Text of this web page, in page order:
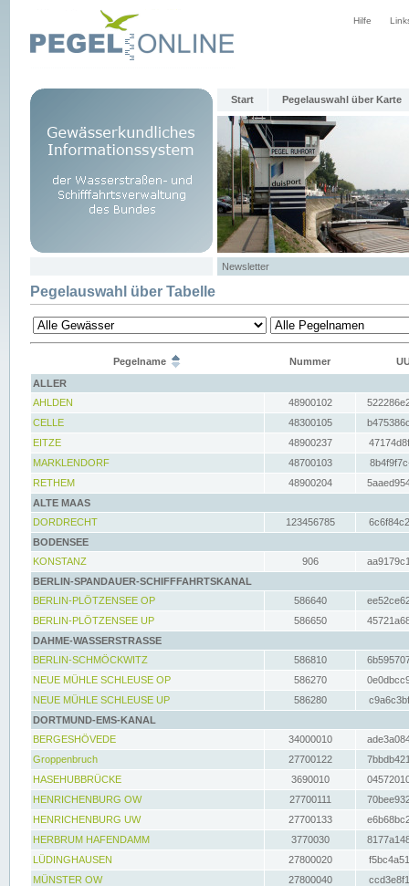
Hilfe
Start Pegelauswahl über Karte
Newsletter
Pegelauswahl über Tabelle
Pegelname Nummer
ALLER
AHLDEN
48900102
CELLE
48300105
EITZE
48900237
MARKLENDORF
48700103
RETHEM
48900204
ALTE MAAS
DORDRECHT
123456785
BODENSEE
KONSTANZ
906
BERLIN-SPANDAUER-SCHIFFFAHRTSKANAL
BERLIN-PLÖTZENSEE OP
586640
BERLIN-PLÖTZENSEE UP
586650
DAHME-WASSERSTRASSE
BERLIN-SCHMÖCKWITZ
586810
NEUE MÜHLE SCHLEUSE OP
586270
NEUE MÜHLE SCHLEUSE UP
586280
DORTMUND-EMS-KANAL
BERGESHÖVEDE
34000010
Groppenbruch
27700122
HASEHUBBRÜCKE
3690010
HENRICHENBURG OW
27700111
HENRICHENBURG UW
27700133
HERBRUM HAFENDAMM
3770030
LÜDINGHAUSEN
27800020
MÜNSTER OW
27800040